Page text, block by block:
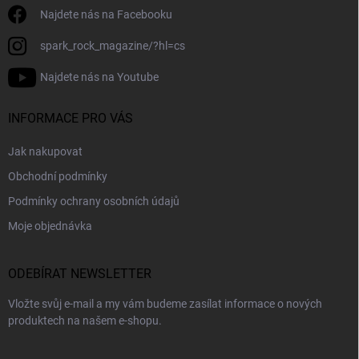
Najdete nás na Facebooku
spark_rock_magazine/?hl=cs
Najdete nás na Youtube
INFORMACE PRO VÁS
Jak nakupovat
Obchodní podmínky
Podmínky ochrany osobních údajů
Moje objednávka
ODEBÍRAT NEWSLETTER
Vložte svůj e-mail a my vám budeme zasílat informace o nových
produktech na našem e-shopu.